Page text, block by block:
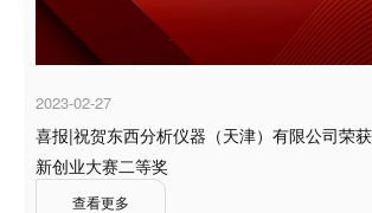
2023-02-27
喜报|祝贺东西分析仪器（天津）有限公司荣
新创业大赛二等奖
查看更多